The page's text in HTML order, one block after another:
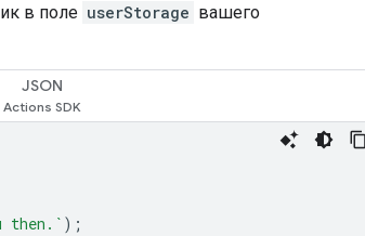
в поле userStorage вашего
JSON
then.` );